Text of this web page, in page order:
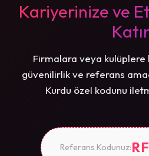
Kariyerinize ve
Firmalara veya kulüplere
güvenilirlik ve referans
Kurdu özel kodunu
Referans Kodunuz: